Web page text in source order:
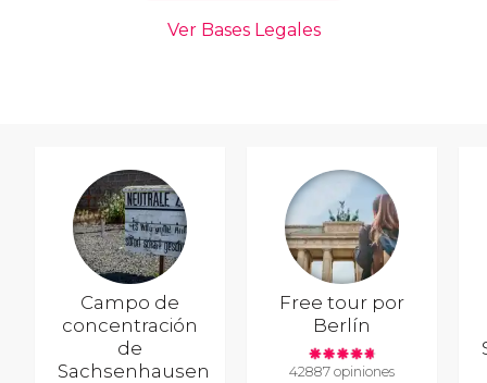
Campo de
concentración
de
Sachsenhausen
Free tour por
Berlín
42887 opiniones